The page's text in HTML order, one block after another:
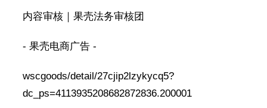
内容审核｜果壳法务审核团
- 果壳电商广告 -
wscgoods/detail/27cjip2lzykycq5?
dc_ps=4113935208682872836.200001